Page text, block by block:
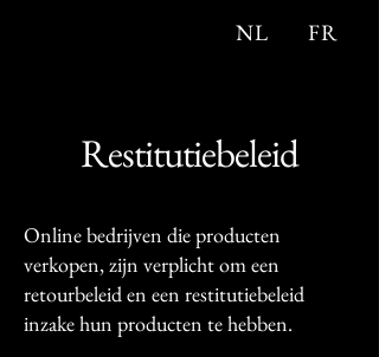
NL FR
Restitutiebeleid
Online bedrijven die producten
verkopen, zijn verplicht om een
retourbeleid en een restitutiebeleid
inzake hun producten te hebben.